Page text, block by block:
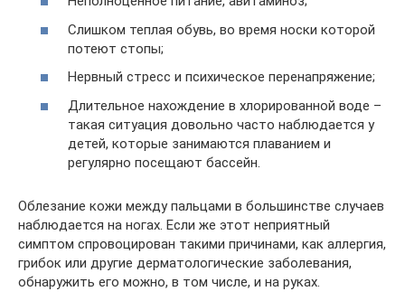
Слишком теплая обувь, во время носки которой
потеют стопы;
Нервный стресс и психическое перенапряжение;
Длительное нахождение в хлорированной воде –
такая ситуация довольно часто наблюдается у
детей, которые занимаются плаванием и
регулярно посещают бассейн.
Облезание кожи между пальцами в большинстве случаев
наблюдается на ногах. Если же этот неприятный
симптом спровоцирован такими причинами, как аллергия,
грибок или другие дерматологические заболевания,
обнаружить его можно, в том числе, и на руках.